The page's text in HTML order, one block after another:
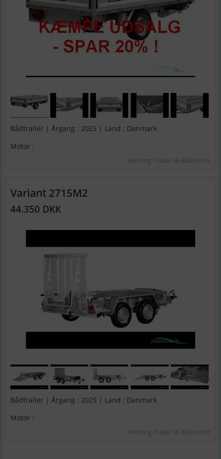
Bådtrailer | Årgang : 2025 | Land : Danmark
Motor :
Herning Trailer- & Bådcenter
Variant 2715M2
44.350 DKK
Bådtrailer | Årgang : 2025 | Land : Danmark
Motor :
Herning Trailer- & Bådcenter